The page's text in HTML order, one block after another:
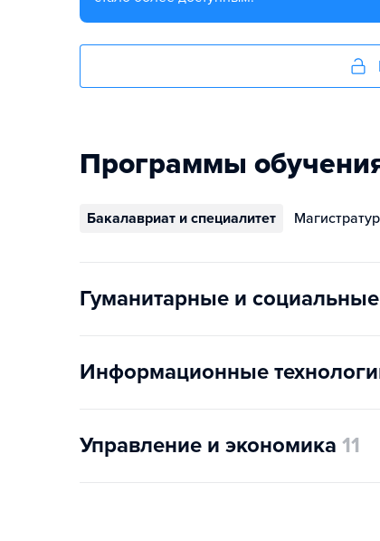
Программы
Бакалавриат и специалитет
Гуманитарные и
Информационные
Управление и экономика 11